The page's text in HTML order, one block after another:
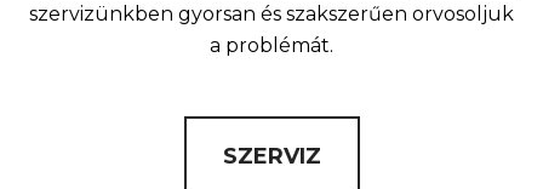
szervizünkben gyorsan és szakszerűen orvosoljuk
a problémát.
SZERVIZ